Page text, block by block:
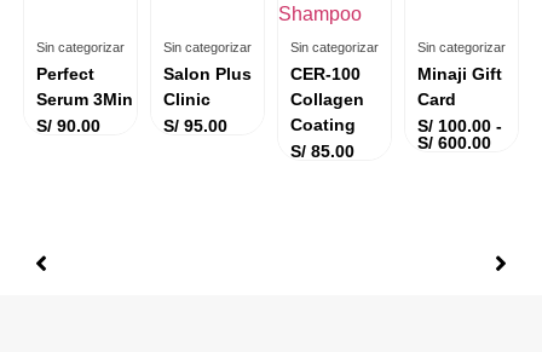
Sin categorizar
Perfect
Serum 3Min
S/ 90.00
Sin categorizar
Salon Plus
Clinic
S/ 95.00
Sin categorizar
CER-100
Collagen
Coating
S/ 85.00
Sin categorizar
Minaji Gift
Card
S/ 100.00 -
S/ 600.00